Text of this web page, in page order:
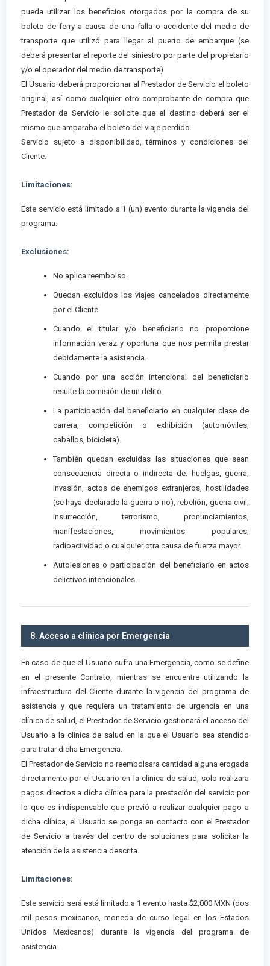
pueda utilizar los beneficios otorgados por la compra de su
boleto de ferry a causa de una falla o accidente del medio de
transporte que utilizó para llegar al puerto de embarque (se
deberá presentar el reporte del siniestro por parte del propietario
y/o el operador del medio de transporte)
El Usuario deberá proporcionar al Prestador de Servicio el boleto
original, así como cualquier otro comprobante de compra que
Prestador de Servicio le solicite que el destino deberá ser el
mismo que amparaba el boleto del viaje perdido.
Servicio sujeto a disponibilidad, términos y condiciones del
Cliente.
Limitaciones:
Este servicio está limitado a 1 (un) evento durante la vigencia del
programa.
Exclusiones:
No aplica reembolso.
Quedan excluidos los viajes cancelados directamente
por el Cliente.
Cuando el titular y/o beneficiario no proporcione
información veraz y oportuna que nos permita prestar
debidamente la asistencia.
Cuando por una acción intencional del beneficiario
resulte la comisión de un delito.
La participación del beneficiario en cualquier clase de
carrera, competición o exhibición (automóviles,
caballos, bicicleta).
También quedan excluidas las situaciones que sean
consecuencia directa o indirecta de: huelgas, guerra,
invasión, actos de enemigos extranjeros, hostilidades
(se haya declarado la guerra o no), rebelión, guerra civil,
insurrección, terrorismo, pronunciamientos,
manifestaciones, movimientos populares,
radioactividad o cualquier otra causa de fuerza mayor.
Autolesiones o participación del beneficiario en actos
delictivos intencionales.
8. Acceso a clínica por Emergencia
En caso de que el Usuario sufra una Emergencia, como se define
en el presente Contrato, mientras se encuentre utilizando la
infraestructura del Cliente durante la vigencia del programa de
asistencia y que requiera un tratamiento de urgencia en una
clínica de salud, el Prestador de Servicio gestionará el acceso del
Usuario a la clínica de salud en la que el Usuario sea atendido
para tratar dicha Emergencia.
El Prestador de Servicio no reembolsara cantidad alguna erogada
directamente por el Usuario en la clínica de salud, solo realizara
pagos directos a dicha clínica para la prestación del servicio por
lo que es indispensable que previó a realizar cualquier pago a
dicha clínica, el Usuario se ponga en contacto con el Prestador
de Servicio a través del centro de soluciones para solicitar la
atención de la asistencia descrita.
Limitaciones:
Este servicio será está limitado a 1 evento hasta $2,000 MXN (dos
mil pesos mexicanos, moneda de curso legal en los Estados
Unidos Mexicanos) durante la vigencia del programa de
asistencia.